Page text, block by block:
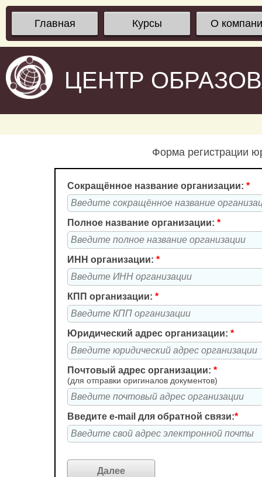
Главная Курсы О
ЦЕНТР
Форма регистрации
Сокращённое название организации: *
Полное название организации: *
ИНН организации: *
КПП организации: *
Юридический адрес организации: *
Почтовый адрес организации: *
(для отправки оригиналов документов)
Введите e-mail для обратной связи:*